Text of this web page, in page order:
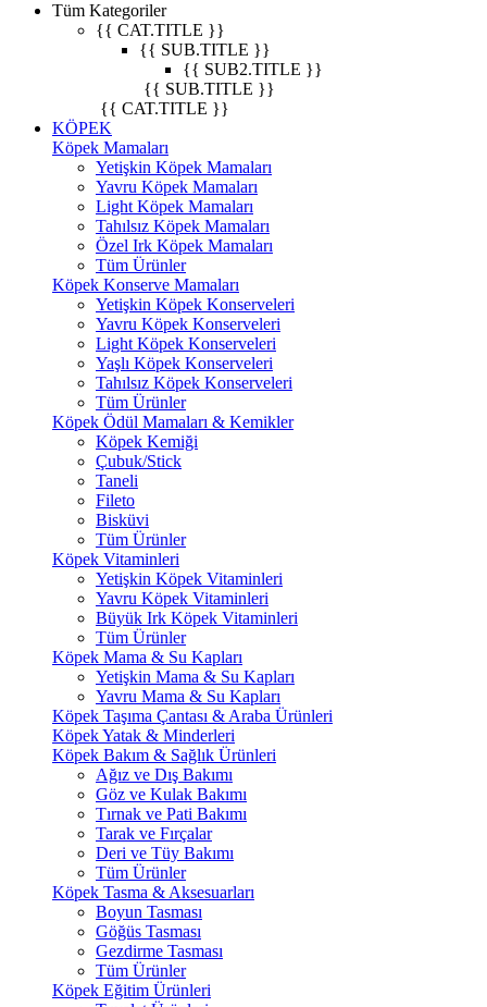
Tüm Kategoriler
{{ CAT.TITLE }}
{{ SUB.TITLE }}
{{ SUB2.TITLE }}
{{ SUB.TITLE }}
{{ CAT.TITLE }}
KÖPEK
Köpek Mamaları
Yetişkin Köpek Mamaları
Yavru Köpek Mamaları
Light Köpek Mamaları
Tahılsız Köpek Mamaları
Özel Irk Köpek Mamaları
Tüm Ürünler
Köpek Konserve Mamaları
Yetişkin Köpek Konserveleri
Yavru Köpek Konserveleri
Light Köpek Konserveleri
Yaşlı Köpek Konserveleri
Tahılsız Köpek Konserveleri
Tüm Ürünler
Köpek Ödül Mamaları & Kemikler
Köpek Kemiği
Çubuk/Stick
Taneli
Fileto
Bisküvi
Tüm Ürünler
Köpek Vitaminleri
Yetişkin Köpek Vitaminleri
Yavru Köpek Vitaminleri
Büyük Irk Köpek Vitaminleri
Tüm Ürünler
Köpek Mama & Su Kapları
Yetişkin Mama & Su Kapları
Yavru Mama & Su Kapları
Köpek Taşıma Çantası & Araba Ürünleri
Köpek Yatak & Minderleri
Köpek Bakım & Sağlık Ürünleri
Ağız ve Dış Bakımı
Göz ve Kulak Bakımı
Tırnak ve Pati Bakımı
Tarak ve Fırçalar
Deri ve Tüy Bakımı
Tüm Ürünler
Köpek Tasma & Aksesuarları
Boyun Tasması
Göğüs Tasması
Gezdirme Tasması
Tüm Ürünler
Köpek Eğitim Ürünleri